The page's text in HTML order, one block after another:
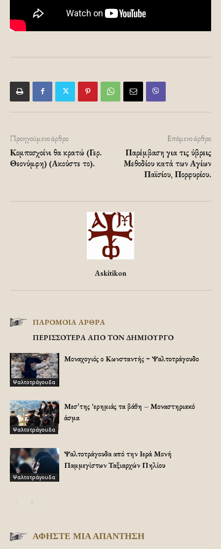
Προηγούμενο άρθρο
Κομποσχοίνι θα κρατώ (Γερ.
Θεονύμφη) (Ακούστε το).
Επόμενο άρθρο
Παρέμβαση για τις ύβρεις
Μεθοδίου κατά των Αγίων
Παϊσίου, Πορφυρίου.
Askitikon
ΠΑΡΟΜΟΙΑ ΑΡΘΡΑ
ΠΕΡΙΣΣΟΤΕΡΑ ΑΠΟ ΤΟΝ ΔΗΜΙΟΥΡΓΟ
Ψαλτοτράγουδα
Μοναχογιός ο Κωνσταντής ~ Ψαλτοτράγουδο
Ψαλτοτράγουδα
Μεσ’της ‘ερημιάς τα βάθη – Μοναστηριακό
άσμα
Ψαλτοτράγουδα
Ψαλτοτράγουδα από την Ιερά Μονή
Παμμεγίστων Ταξιαρχών Πηλίου
ΑΦΗΣΤΕ ΜΙΑ ΑΠΑΝΤΗΣΗ